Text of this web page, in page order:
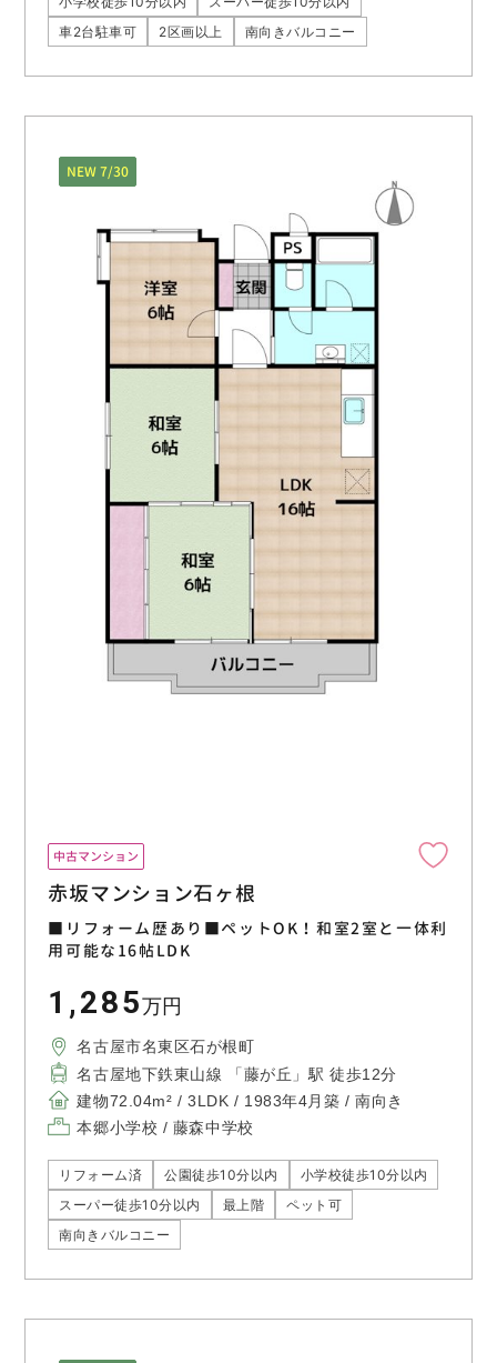
車2台駐車可
2区画以上 南向きバルコニー
NEW 7/30
中古マンション
赤坂マンション石ヶ根
■リフォーム歴あり■ペットOK！和室2室と一体利
用可能な16帖LDK
1,285万円
名古屋市名東区石が根町
名古屋地下鉄東山線 「藤が丘」駅 徒歩12分
建物72.04m² / 3LDK / 1983年4月築 / 南向き
本郷小学校 / 藤森中学校
リフォーム済 公園徒歩10分以内
小学校徒歩10分以内
スーパー徒歩10分以内
最上階
ペット可
南向きバルコニー